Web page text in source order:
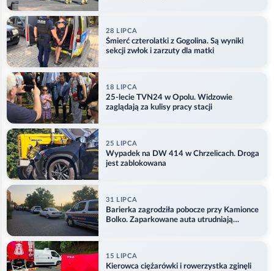
28 LIPCA
Śmierć czterolatki z Gogolina. Są wyniki
sekcji zwłok i zarzuty dla matki
18 LIPCA
25-lecie TVN24 w Opolu. Widzowie
zaglądają za kulisy pracy stacji
25 LIPCA
Wypadek na DW 414 w Chrzelicach. Droga
jest zablokowana
31 LIPCA
Barierka zagrodziła pobocze przy Kamionce
Bolko. Zaparkowane auta utrudniają
15 LIPCA
Kierowca ciężarówki i rowerzystka zginęli